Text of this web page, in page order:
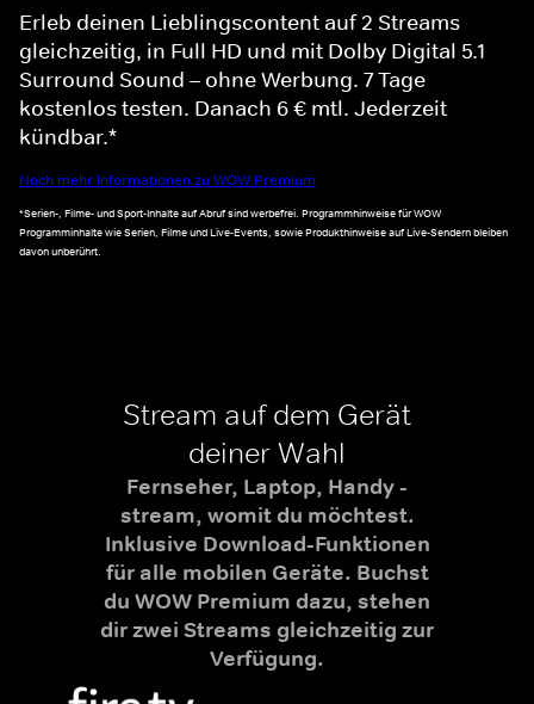
Erleb deinen Lieblingscontent auf 2 Streams
gleichzeitig, in Full HD und mit Dolby Digital 5.1
Surround Sound – ohne Werbung. 7 Tage
kostenlos testen. Danach 6 € mtl. Jederzeit
kündbar.*
Noch mehr Informationen zu WOW Premium
*Serien-, Filme- und Sport-Inhalte auf Abruf sind werbefrei. Programmhinweise für WOW
Programminhalte wie Serien, Filme und Live-Events, sowie Produkthinweise auf Live-Sendern bleiben
davon unberührt.
Stream auf dem Gerät
deiner Wahl
Fernseher, Laptop, Handy -
stream, womit du möchtest.
Inklusive Download-Funktionen
für alle mobilen Geräte. Buchst
du WOW Premium dazu, stehen
dir zwei Streams gleichzeitig zur
Verfügung.